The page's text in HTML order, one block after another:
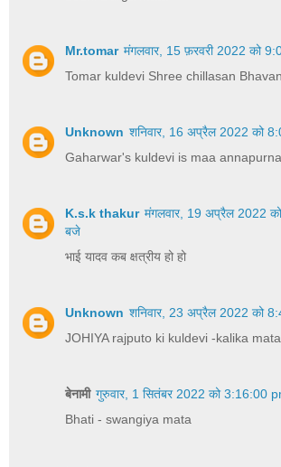
Mr.tomar मंगलवार, 15 फ़रवरी 2022 को
Tomar kuldevi Shree chillasan
Unknown शनिवार, 16 अप्रैल 2022 को
Gaharwar's kuldevi is maa annapurna.
K.s.k thakur मंगलवार, 19 अप्रैल 2022
बजे
भाई यादव कब क्षत्रीय हो हो
Unknown शनिवार, 23 अप्रैल 2022 को
JOHIYA rajputo ki kuldevi -kalika mata
बेनामी गुरुवार, 1 सितंबर 2022 को 3:16:00
Bhati - swangiya mata